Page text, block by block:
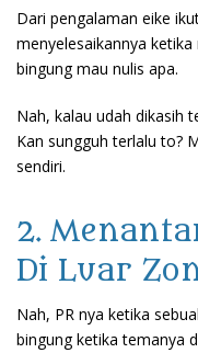
Dari pengalaman eike
menyelesaikannya
bingung mau nulis apa.
Nah, kalau udah dikasih
Kan sungguh terlalu to?
sendiri.
2.
Di Luar
Nah, PR nya ketika
bingung ketika temanya